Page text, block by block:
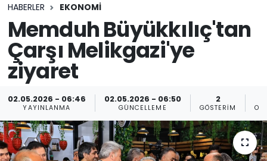
HABERLER EKONOMİ
Memduh Büyükkılıç'tan
Çarşı Melikgazi'ye
ziyaret
02.05.2026 - 06:46
YAYINLANMA
02.05.2026 - 06:50
GÜNCELLEME
2
GÖSTERIM
Son Dakika Haberleri
Haber Arşivi